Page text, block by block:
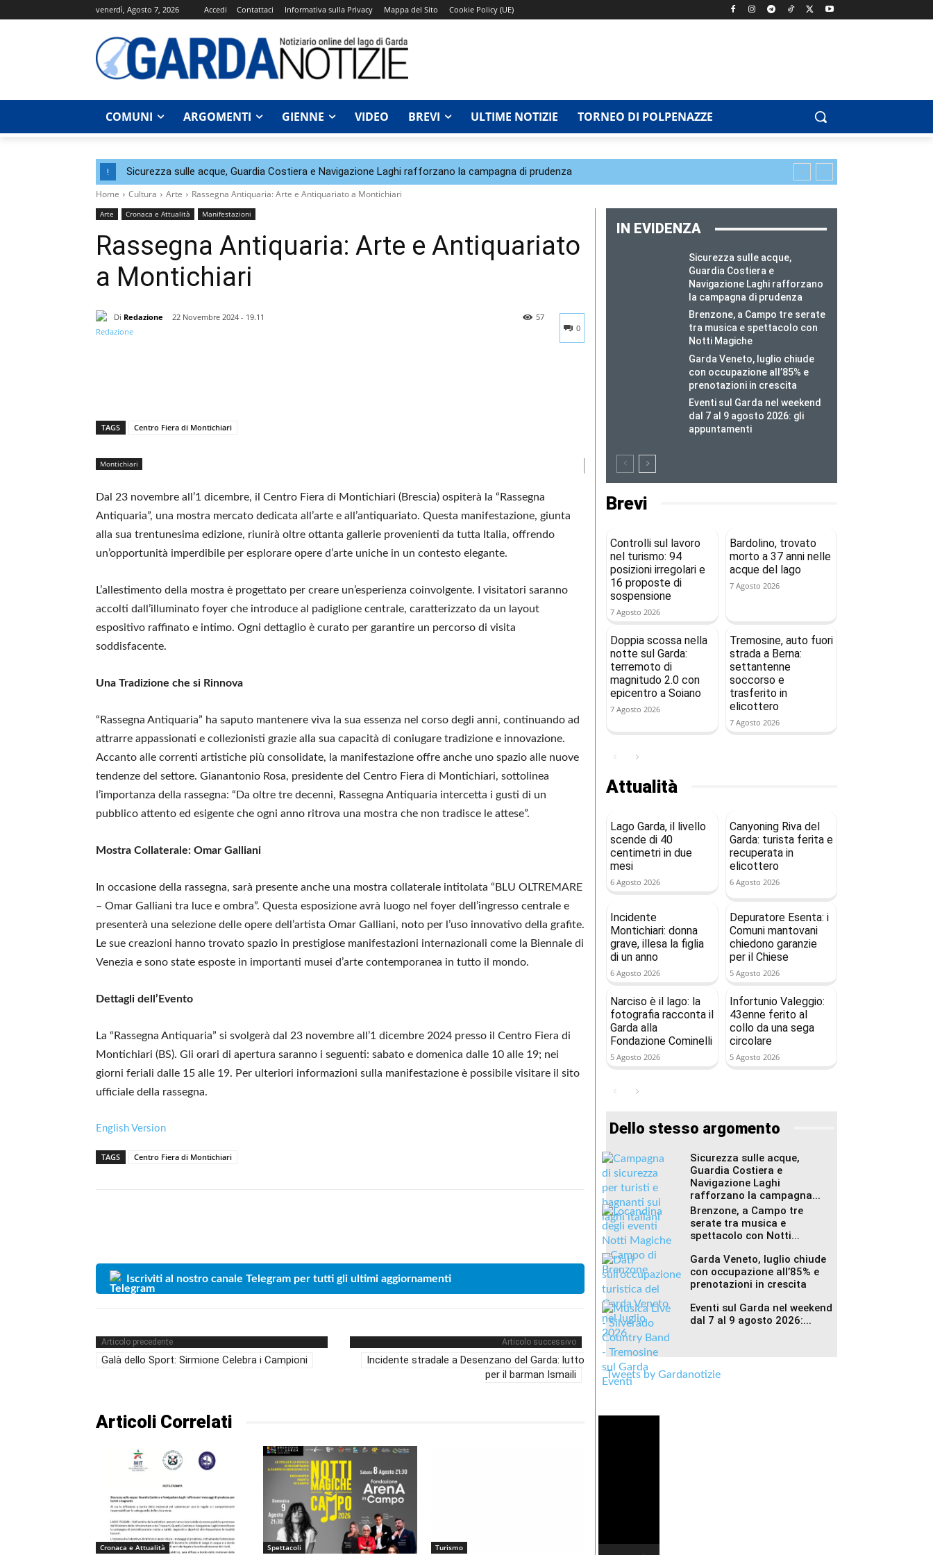
venerdì, Agosto 7, 2026 Accedi Contattaci Informativa sulla Privacy Mappa del Sito Cookie Policy (UE)
COMUNI ARGOMENTI GIENNE VIDEO BREVI ULTIME NOTIZIE TORNEO DI POLPENAZZE
! Sicurezza sulle acque, Guardia Costiera e Navigazione Laghi rafforzano la campagna di prudenza
Home Cultura Arte Rassegna Antiquaria: Arte e Antiquariato a Montichiari
Arte Cronaca e Attualità Manifestazioni
Rassegna Antiquaria: Arte e Antiquariato
a Montichiari
Di Redazione
22 Novembre 2024 - 19.11
0
57
TAGS Centro Fiera di Montichiari
Montichiari
Dal 23 novembre all’1 dicembre, il Centro Fiera di Montichiari (Brescia) ospiterà la “Rassegna
Antiquaria”, una mostra mercato dedicata all’arte e all’antiquariato. Questa manifestazione, giunta
alla sua trentunesima edizione, riunirà oltre ottanta gallerie provenienti da tutta Italia, offrendo
un’opportunità imperdibile per esplorare opere d’arte uniche in un contesto elegante.
L’allestimento della mostra è progettato per creare un’esperienza coinvolgente. I visitatori saranno
accolti dall’illuminato foyer che introduce al padiglione centrale, caratterizzato da un layout
espositivo raffinato e intimo. Ogni dettaglio è curato per garantire un percorso di visita
soddisfacente.
Una Tradizione che si Rinnova
“Rassegna Antiquaria” ha saputo mantenere viva la sua essenza nel corso degli anni, continuando ad
attrarre appassionati e collezionisti grazie alla sua capacità di coniugare tradizione e innovazione.
Accanto alle correnti artistiche più consolidate, la manifestazione offre anche uno spazio alle nuove
tendenze del settore. Gianantonio Rosa, presidente del Centro Fiera di Montichiari, sottolinea
l’importanza della rassegna: “Da oltre tre decenni, Rassegna Antiquaria intercetta i gusti di un
pubblico attento ed esigente che ogni anno ritrova una mostra che non tradisce le attese”.
Mostra Collaterale: Omar Galliani
In occasione della rassegna, sarà presente anche una mostra collaterale intitolata “BLU OLTREMARE
– Omar Galliani tra luce e ombra”. Questa esposizione avrà luogo nel foyer dell’ingresso centrale e
presenterà una selezione delle opere dell’artista Omar Galliani, noto per l’uso innovativo della grafite.
Le sue creazioni hanno trovato spazio in prestigiose manifestazioni internazionali come la Biennale di
Venezia e sono state esposte in importanti musei d’arte contemporanea in tutto il mondo.
Dettagli dell’Evento
La “Rassegna Antiquaria” si svolgerà dal 23 novembre all’1 dicembre 2024 presso il Centro Fiera di
Montichiari (BS). Gli orari di apertura saranno i seguenti: sabato e domenica dalle 10 alle 19; nei
giorni feriali dalle 15 alle 19. Per ulteriori informazioni sulla manifestazione è possibile visitare il sito
ufficiale della rassegna.
English Version
TAGS Centro Fiera di Montichiari
Iscriviti al nostro canale Telegram per tutti gli ultimi aggiornamenti
Articolo precedente
Galà dello Sport: Sirmione Celebra i Campioni
Articolo successivo
Incidente stradale a Desenzano del Garda: lutto
per il barman Ismaili
Articoli Correlati
Cronaca e Attualità Spettacoli Turismo
IN EVIDENZA
Sicurezza sulle acque,
Guardia Costiera e
Navigazione Laghi rafforzano
la campagna di prudenza
Brenzone, a Campo tre serate
tra musica e spettacolo con
Notti Magiche
Garda Veneto, luglio chiude
con occupazione all’85% e
prenotazioni in crescita
Eventi sul Garda nel weekend
dal 7 al 9 agosto 2026: gli
appuntamenti
Brevi
Controlli sul lavoro
nel turismo: 94
posizioni irregolari e
16 proposte di
sospensione
7 Agosto 2026
Bardolino, trovato
morto a 37 anni nelle
acque del lago
7 Agosto 2026
Doppia scossa nella
notte sul Garda:
terremoto di
magnitudo 2.0 con
epicentro a Soiano
7 Agosto 2026
Tremosine, auto fuori
strada a Berna:
settantenne
soccorso e
trasferito in
elicottero
7 Agosto 2026
Attualità
Lago Garda, il livello
scende di 40
centimetri in due
mesi
6 Agosto 2026
Canyoning Riva del
Garda: turista ferita e
recuperata in
elicottero
6 Agosto 2026
Incidente
Montichiari: donna
grave, illesa la figlia
di un anno
6 Agosto 2026
Depuratore Esenta: i
Comuni mantovani
chiedono garanzie
per il Chiese
5 Agosto 2026
Narciso è il lago: la
fotografia racconta il
Garda alla
Fondazione Cominelli
5 Agosto 2026
Infortunio Valeggio:
43enne ferito al
collo da una sega
circolare
5 Agosto 2026
Dello stesso argomento
Sicurezza sulle acque,
Guardia Costiera e
Navigazione Laghi
rafforzano la campagna...
Brenzone, a Campo tre
serate tra musica e
spettacolo con Notti...
Garda Veneto, luglio chiude
con occupazione all’85% e
prenotazioni in crescita
Eventi sul Garda nel weekend
dal 7 al 9 agosto 2026:...
Tweets by Gardanotizie